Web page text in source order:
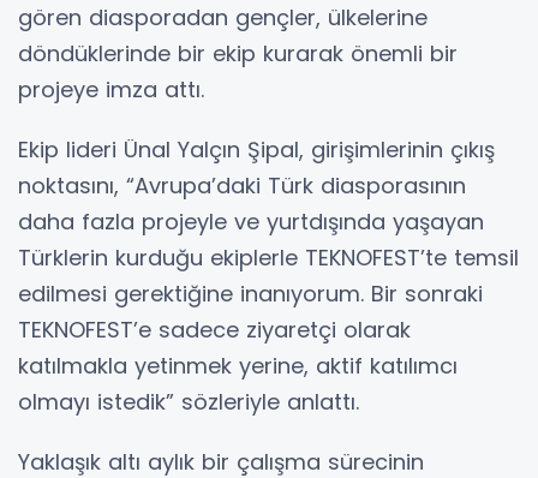
gören diasporadan gençler, ülkelerine
döndüklerinde bir ekip kurarak önemli bir
projeye imza attı.
Ekip lideri Ünal Yalçın Şipal, girişimlerinin çıkış
noktasını, “Avrupa’daki Türk diasporasının
daha fazla projeyle ve yurtdışında yaşayan
Türklerin kurduğu ekiplerle TEKNOFEST’te temsil
edilmesi gerektiğine inanıyorum. Bir sonraki
TEKNOFEST’e sadece ziyaretçi olarak
katılmakla yetinmek yerine, aktif katılımcı
olmayı istedik” sözleriyle anlattı.
Yaklaşık altı aylık bir çalışma sürecinin